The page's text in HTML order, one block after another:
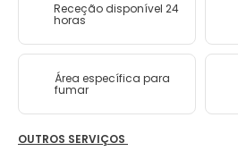
Receção disponível 24
horas
Área específica para
fumar
OUTROS SERVIÇOS